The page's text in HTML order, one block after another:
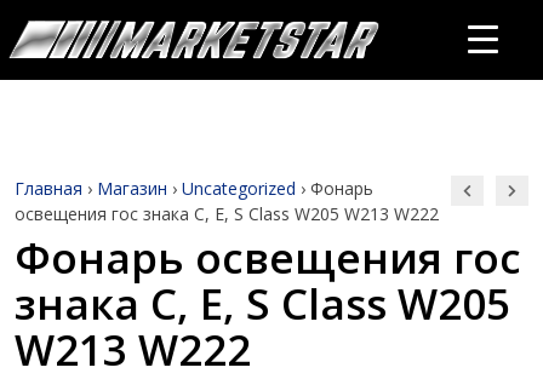
Главная › Магазин › Uncategorized › Фонарь
освещения гос знака C, E, S Class W205 W213 W222
Фонарь освещения гос
знака C, E, S Class W205
W213 W222